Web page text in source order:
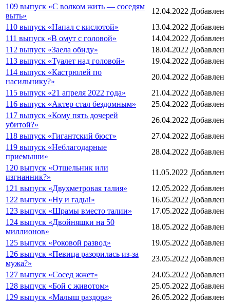
109 выпуск «С волком жить — соседям
выть»
12.04.2022 Добавлен
110 выпуск «Напал с кислотой»
13.04.2022 Добавлен
111 выпуск «В омут с головой»
14.04.2022 Добавлен
112 выпуск «Заела обиду»
18.04.2022 Добавлен
113 выпуск «Туалет над головой»
19.04.2022 Добавлен
114 выпуск «Кастрюлей по
насильнику?»
20.04.2022 Добавлен
115 выпуск «21 апреля 2022 года»
21.04.2022 Добавлен
116 выпуск «Актер стал бездомным»
25.04.2022 Добавлен
117 выпуск «Кому пять дочерей
убитой?»
26.04.2022 Добавлен
118 выпуск «Гигантский бюст»
27.04.2022 Добавлен
119 выпуск «Неблагодарные
приемыши»
28.04.2022 Добавлен
120 выпуск «Отшельник или
изгнанник?»
11.05.2022 Добавлен
121 выпуск «Двухметровая талия»
12.05.2022 Добавлен
122 выпуск «Ну и гады!»
16.05.2022 Добавлен
123 выпуск «Шрамы вместо талии»
17.05.2022 Добавлен
124 выпуск «Двойняшки на 50
миллионов»
18.05.2022 Добавлен
125 выпуск «Роковой развод»
19.05.2022 Добавлен
126 выпуск «Певица разорилась из-за
мужа?»
23.05.2022 Добавлен
127 выпуск «Сосед жжет»
24.05.2022 Добавлен
128 выпуск «Бой с животом»
25.05.2022 Добавлен
129 выпуск «Малыш раздора»
26.05.2022 Добавлен